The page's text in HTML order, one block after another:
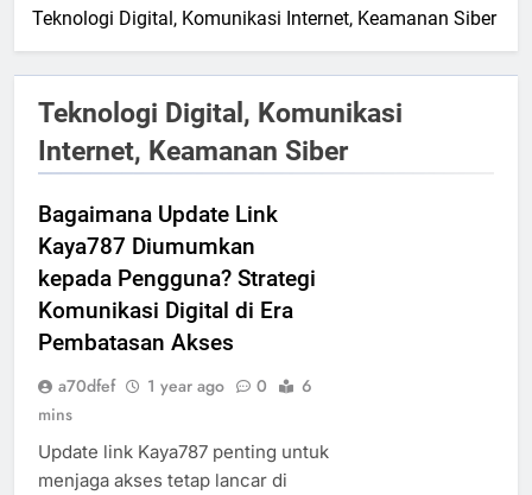
Teknologi Digital, Komunikasi Internet, Keamanan Siber
Teknologi Digital, Komunikasi
Internet, Keamanan Siber
Bagaimana Update Link
Kaya787 Diumumkan
kepada Pengguna? Strategi
Komunikasi Digital di Era
Pembatasan Akses
a70dfef 1 year ago 0
6
mins
Update link Kaya787 penting untuk
menjaga akses tetap lancar di